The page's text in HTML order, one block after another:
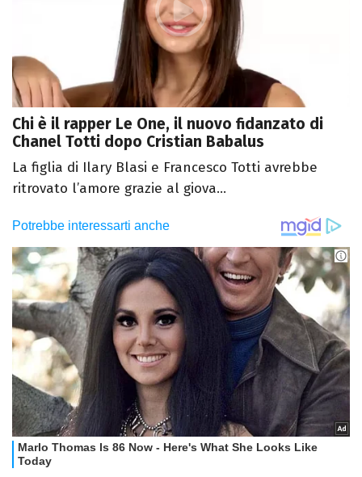
Chi è il rapper Le One, il nuovo fidanzato di
Chanel Totti dopo Cristian Babalus
La figlia di Ilary Blasi e Francesco Totti avrebbe
ritrovato l’amore grazie al giova...